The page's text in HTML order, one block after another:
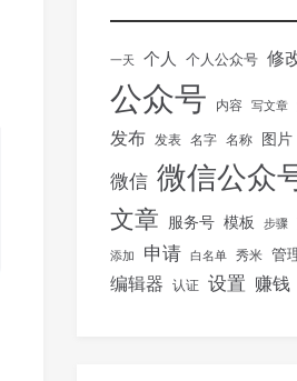
一天 个人 个人公众号 修
公众号 内容 写文章
发布 发表 名字 名称 图片
微信 微信公众
文章 服务号 模板 步骤
添加 申请 白名单 秀米 管
编辑器
认证 设置 赚钱